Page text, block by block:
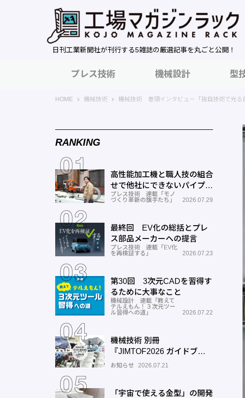
日刊工業新聞社が刊行する5雑誌の厳選記事を丸ごと公開！
プレス技術 機械設計 型
HOME 工場マガジンラック｜日刊工業新聞社
機械技術 機械技術 巻頭インタビュー「独自技術で光る
RANKING
高性能加工機と職人技の組合
せで他社にできないパイプ曲
げを実現―ミナミ技研
プレス技術 連載「モノ
づくり革新の旗手たち」
2026.07.29
最終回 EV化の総括とプレ
ス部品メーカーへの提言
プレス技術 連載「EV化
を再検証する」
2026.07.23
第30回 3次元CADを習得す
るために大事なこと
機械設計 連載「教えて
テルえもん！３次元ツー
ル習得への道」
2026.07.22
機械技術 別冊
『JIMTOF2026 ガイドブッ
ク』出展機種ガイドご入力の
お知らせ 2026.07.21
「宇宙で使える金型」の開発